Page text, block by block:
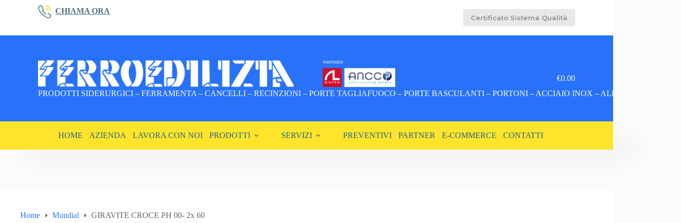
CHIAMA ORA
Certificato Sistema Qualità
PRODOTTI SIDERURGICI – FERRAMENTA – CANCELLI – RECINZIONI – PORTE TAGLIAFUOCO – PORTE BASCULANTI – PORTONI – ACCIAIO INOX – ALLUMINIO –
Carrello
€0.00
HOME AZIENDA LAVORA CON NOI PRODOTTI SERVIZI PREVENTIVI PARTNER E-COMMERCE CONTATTI
Home Mundial GIRAVITE CROCE PH 00- 2x 60